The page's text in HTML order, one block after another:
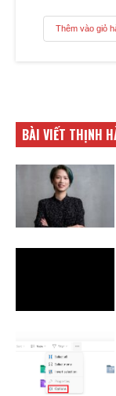
là:
Thêm vào giỏ
BÀI VIẾT THỊNH